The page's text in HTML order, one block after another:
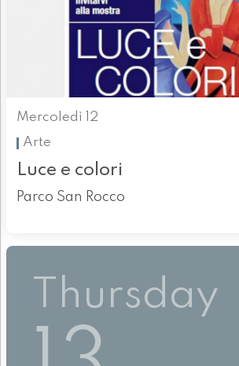
Mercoledì 12
Arte
Luce e colori
Parco San Rocco
Thursday